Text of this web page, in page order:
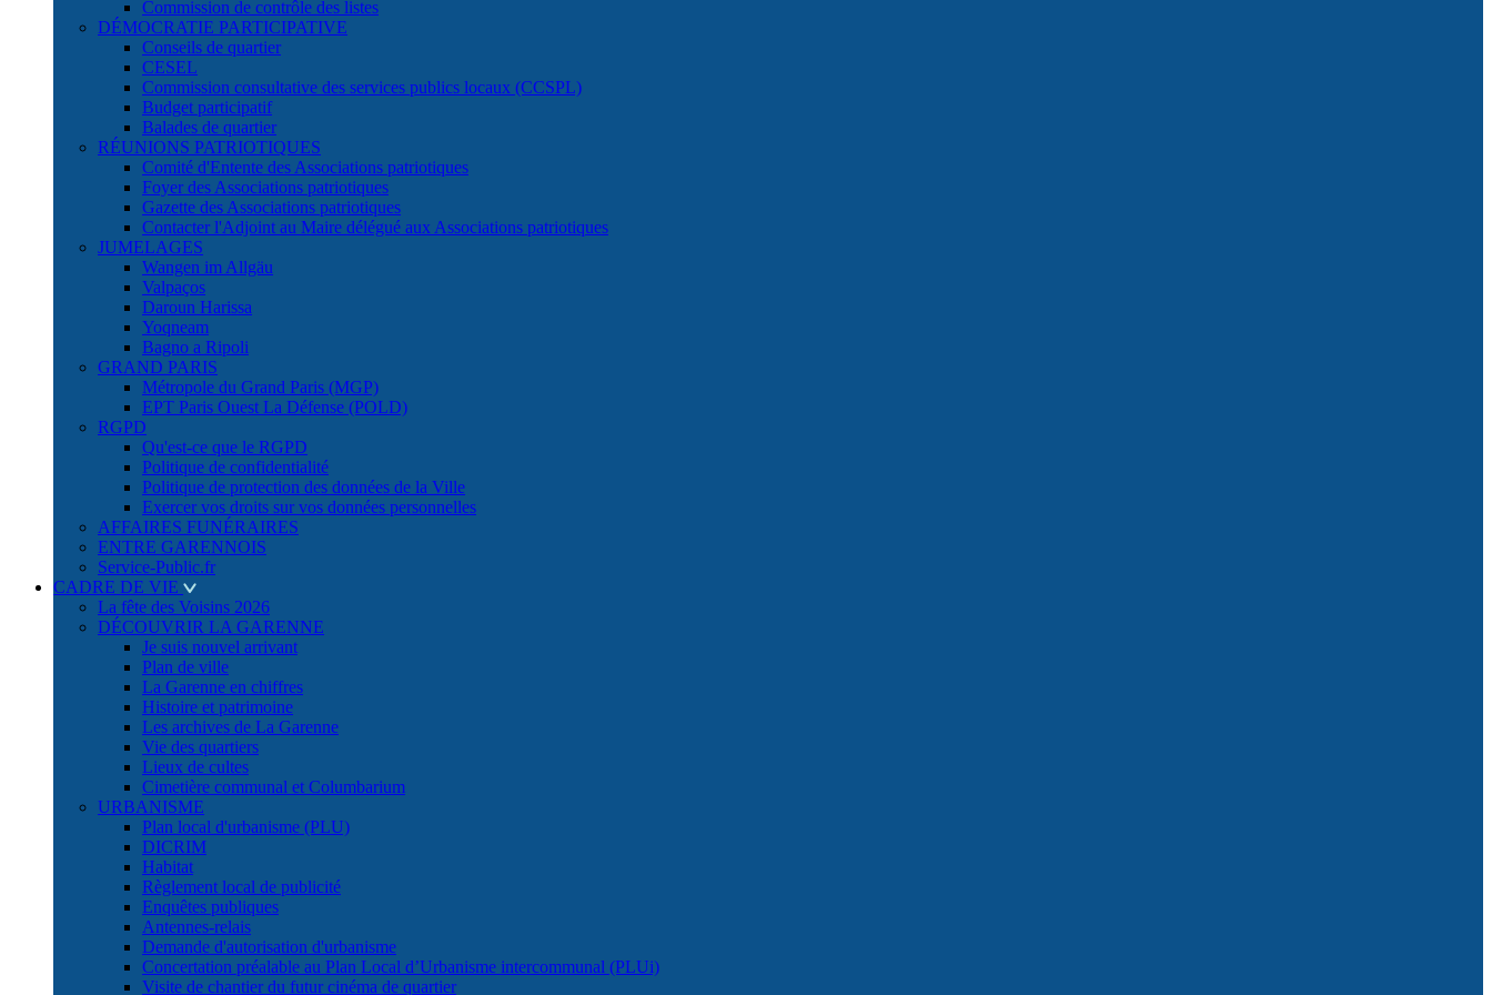
Commission de contrôle des listes
DÉMOCRATIE PARTICIPATIVE
Conseils de quartier
CESEL
Commission consultative des services publics locaux (CCSPL)
Budget participatif
Balades de quartier
RÉUNIONS PATRIOTIQUES
Comité d'Entente des Associations patriotiques
Foyer des Associations patriotiques
Gazette des Associations patriotiques
Contacter l'Adjoint au Maire délégué aux Associations patriotiques
JUMELAGES
Wangen im Allgäu
Valpaços
Daroun Harissa
Yoqneam
Bagno a Ripoli
GRAND PARIS
Métropole du Grand Paris (MGP)
EPT Paris Ouest La Défense (POLD)
RGPD
Qu'est-ce que le RGPD
Politique de confidentialité
Politique de protection des données de la Ville
Exercer vos droits sur vos données personnelles
AFFAIRES FUNÉRAIRES
ENTRE GARENNOIS
Service-Public.fr
CADRE DE VIE
La fête des Voisins 2026
DÉCOUVRIR LA GARENNE
Je suis nouvel arrivant
Plan de ville
La Garenne en chiffres
Histoire et patrimoine
Les archives de La Garenne
Vie des quartiers
Lieux de cultes
Cimetière communal et Columbarium
URBANISME
Plan local d'urbanisme (PLU)
DICRIM
Habitat
Règlement local de publicité
Enquêtes publiques
Antennes-relais
Demande d'autorisation d'urbanisme
Concertation préalable au Plan Local d’Urbanisme intercommunal (PLUi)
Visite de chantier du futur cinéma de quartier